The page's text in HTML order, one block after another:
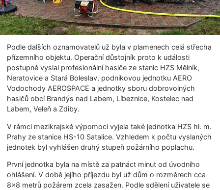
Podle dalších oznamovatelů už byla v plamenech celá střecha
přízemního objektu. Operační důstojník proto k události
postupně vyslal profesionální hasiče ze stanic HZS Mělník,
Neratovice a Stará Boleslav, podnikovou jednotku AERO
Vodochody AEROSPACE a jednotky sboru dobrovolných
hasičů obcí Brandýs nad Labem, Líbeznice, Kostelec nad
Labem, Veleň a Zdiby.
V rámci mezikrajské výpomoci vyjela také jednotka HZS hl. m.
Prahy ze stanice HS-10 Satalice. Vzhledem k počtu vyslaných
jednotek byl vyhlášen druhý stupeň požárního poplachu.
První jednotka byla na místě za patnáct minut od úvodního
ohlášení. V době jejího příjezdu byl už dům o rozměrech cca
8×8 metrů požárem zcela zasažen. Podle sdělení uživatele se